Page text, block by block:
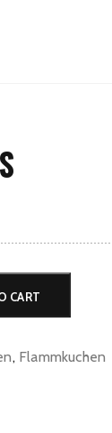
CART
, Flammkuchen